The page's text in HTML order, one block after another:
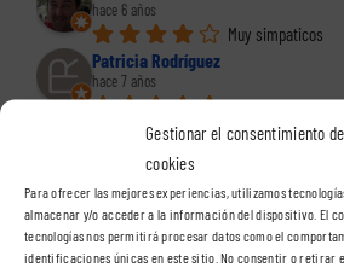
Gestionar el consentimiento
cookies
Para ofrecer las mejores experiencias, utilizamos
almacenar y/o acceder a la información del dispositivo. El
tecnologías nos permitirá procesar datos como el
identificaciones únicas en este sitio. No consentir o retirar
hace 6 años
Muy simpaticos
Patricia Rodríguez
hace 7 años
Gracias por vuestro asesoramiento
Ver todas las reseñas